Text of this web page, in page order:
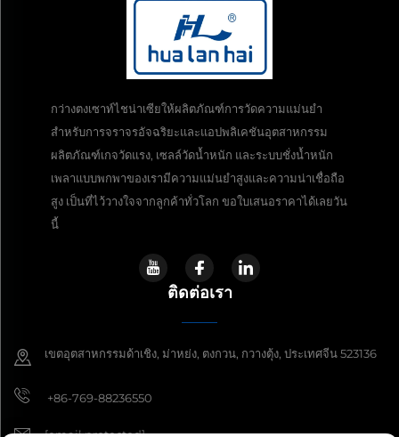
กว่างตงเซาท์ไชน่าเซียให้ผลิตภัณฑ์การวัดความแม่นยำ
สำหรับการจราจรอัจฉริยะและแอปพลิเคชันอุตสาหกรรม
ผลิตภัณฑ์เกจวัดแรง, เซลล์วัดน้ำหนัก และระบบชั่งน้ำหนัก
เพลาแบบพกพาของเรามีความแม่นยำสูงและความน่าเชื่อถือ
สูง เป็นที่ไว้วางใจจากลูกค้าทั่วโลก ขอใบเสนอราคาได้เลยวัน
นี้
ติดต่อเรา
เขตอุตสาหกรรมด้าเชิง, ม่าหย่ง, ตงกวน, กวางตุ้ง, ประเทศจีน 523136
+86-769-88236550